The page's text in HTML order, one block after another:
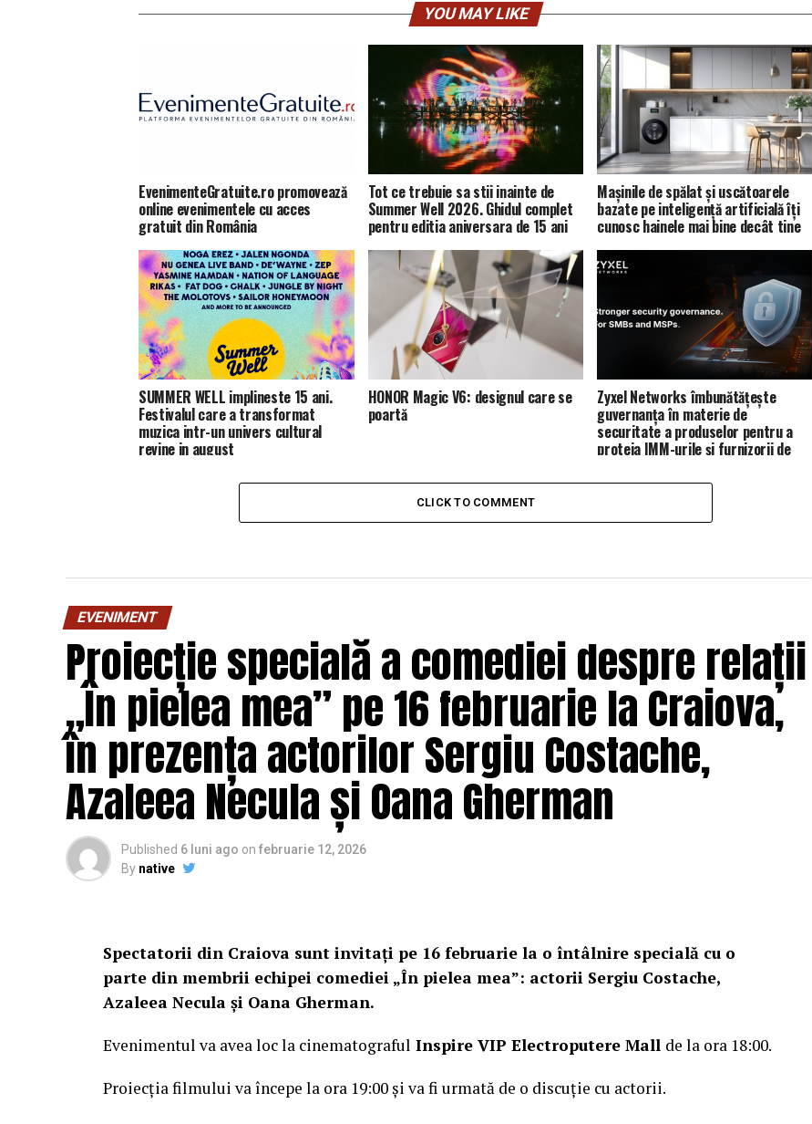
YOU MAY LIKE
EvenimenteGratuite.ro promovează
online evenimentele cu acces
gratuit din România
Tot ce trebuie sa stii inainte de
Summer Well 2026. Ghidul complet
pentru editia aniversara de 15 ani
Mașinile de spălat și uscătoarele
bazate pe inteligență artificială îți
cunosc hainele mai bine decât tine
SUMMER WELL implineste 15 ani.
Festivalul care a transformat
muzica intr-un univers cultural
revine in august
HONOR Magic V6: designul care se
poartă
Zyxel Networks îmbunătățește
guvernanța în materie de
securitate a produselor pentru a
proteja IMM-urile și furnizorii de
CLICK TO COMMENT
EVENIMENT
Proiecție specială a comediei despre relații
„În pielea mea” pe 16 februarie la Craiova,
în prezența actorilor Sergiu Costache,
Azaleea Necula și Oana Gherman
Published 6 luni ago on februarie 12, 2026
By native
Spectatorii din Craiova sunt invitați pe 16 februarie la o întâlnire specială cu o
parte din membrii echipei comediei „În pielea mea”: actorii Sergiu Costache,
Azaleea Necula și Oana Gherman.
Evenimentul va avea loc la cinematograful Inspire VIP Electroputere Mall de la ora 18:00.
Proiecția filmului va începe la ora 19:00 și va fi urmată de o discuție cu actorii.